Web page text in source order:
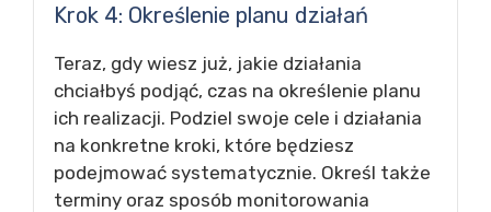
Krok 4: Określenie planu działań
Teraz, gdy wiesz już, jakie działania
chciałbyś podjąć, czas na określenie planu
ich realizacji. Podziel swoje cele i działania
na konkretne kroki, które będziesz
podejmować systematycznie. Określ także
terminy oraz sposób monitorowania